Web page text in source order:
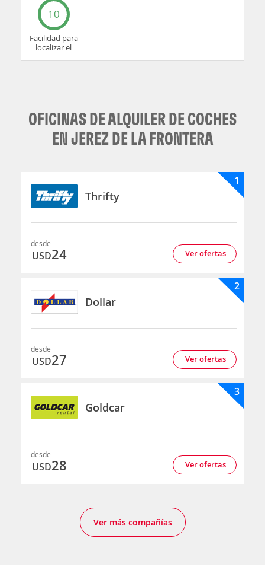
10
Facilidad para
localizar el
OFICINAS DE ALQUILER DE COCHES
EN JEREZ DE LA FRONTERA
Thrifty
1
desde
USD24 Ver ofertas
Dollar
2
desde
USD27 Ver ofertas
Goldcar
3
desde
USD28 Ver ofertas
Ver más compañías